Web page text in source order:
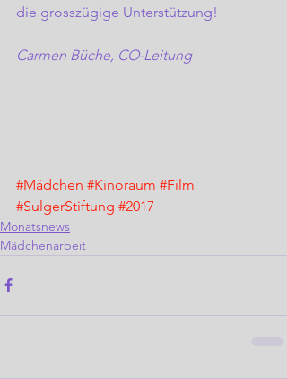
die grosszügige Unterstützung!
Carmen Büche, CO-Leitung
#Mädchen #Kinoraum #Film
#SulgerStiftung #2017
Monatsnews
Mädchenarbeit